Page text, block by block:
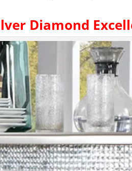
Diamond